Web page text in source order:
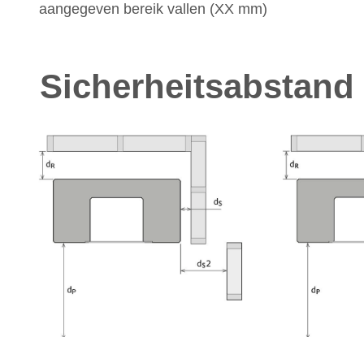
aangegeven bereik vallen (XX mm)
Sicherheitsabstand